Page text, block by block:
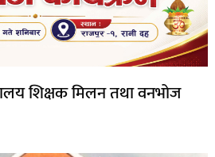
शिक्षक मिलन तथा वनभोज